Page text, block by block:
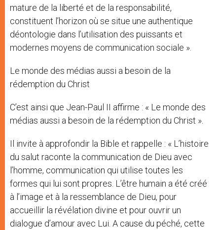
mature de la liberté et de la responsabilité,
constituent l’horizon où se situe une authentique
déontologie dans l’utilisation des puissants et
modernes moyens de communication sociale ».
Le monde des médias aussi a besoin de la
rédemption du Christ
C’est ainsi que Jean-Paul II affirme : « Le monde des
médias aussi a besoin de la rédemption du Christ ».
Il invite à approfondir la Bible et rappelle : « L’histoire
du salut raconte la communication de Dieu avec
l’homme, communication qui utilise toutes les
formes qui lui sont propres. L’être humain a été créé
à l’image et à la ressemblance de Dieu, pour
accueillir la révélation divine et pour ouvrir un
dialogue d’amour avec Lui. A cause du péché, cette